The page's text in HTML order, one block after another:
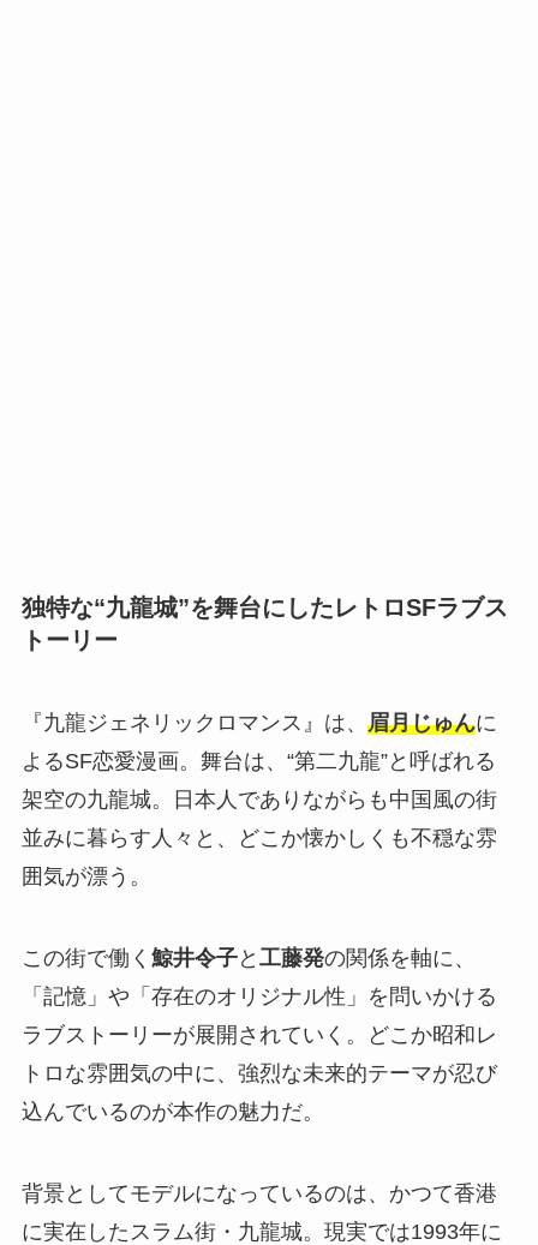
独特な“九龍城”を舞台にしたレトロSFラブス
トーリー
『九龍ジェネリックロマンス』は、 眉月じゅんに
よるSF恋愛漫画。舞台は、“第二九龍”と呼ばれる
架空の九龍城。日本人でありながらも中国風の街
並みに暮らす人々と、どこか懐かしくも不穏な雰
囲気が漂う。
この街で働く 鯨井令子と 工藤発の関係を軸に、
「記憶」や「存在のオリジナル性」を問いかける
ラブストーリーが展開されていく。どこか昭和レ
トロな雰囲気の中に、強烈な未来的テーマが忍び
込んでいるのが本作の魅力だ。
背景としてモデルになっているのは、かつて香港
に実在したスラム街・九龍城。現実では1993年に